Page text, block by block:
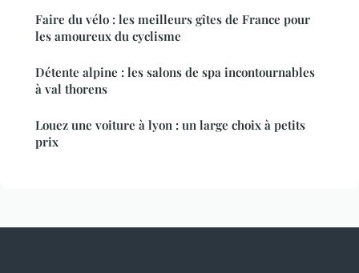
Faire du vélo : les meilleurs gîtes de France pour
les amoureux du cyclisme
Détente alpine : les salons de spa incontournables
à val thorens
Louez une voiture à lyon : un large choix à petits
prix